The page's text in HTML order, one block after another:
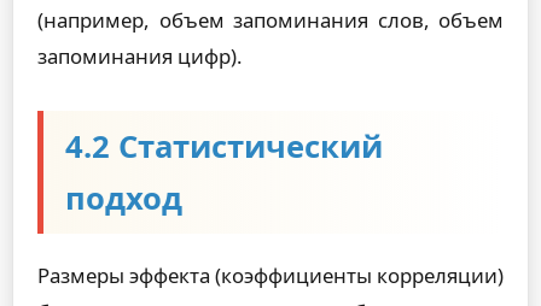
(например, объем запоминания слов, объем
запоминания цифр).
4.2 Статистический
подход
Размеры эффекта (коэффициенты корреляции)